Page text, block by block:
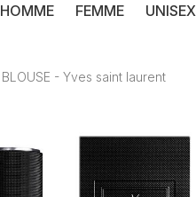
HOMME FEMME UNISEX
BLOUSE - Yves saint laurent